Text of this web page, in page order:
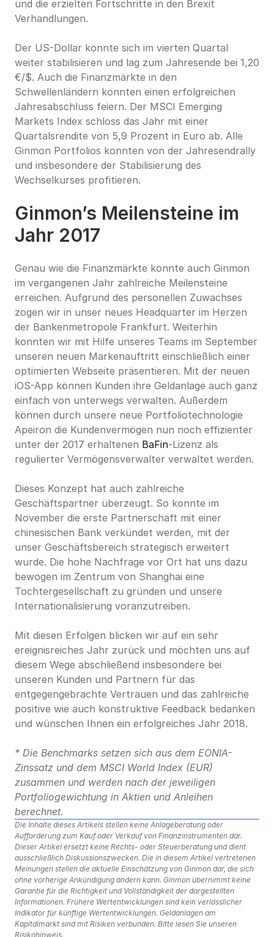
und die erzielten Fortschritte in den Brexit
Verhandlungen.
Der US-Dollar konnte sich im vierten Quartal
weiter stabilisieren und lag zum Jahresende bei 1,20
€/$. Auch die Finanzmärkte in den
Schwellenländern konnten einen erfolgreichen
Jahresabschluss feiern. Der MSCI Emerging
Markets Index schloss das Jahr mit einer
Quartalsrendite von 5,9 Prozent in Euro ab. Alle
Ginmon Portfolios konnten von der Jahresendrally
und insbesondere der Stabilisierung des
Wechselkurses profitieren.
Ginmon’s Meilensteine im
Jahr 2017
Genau wie die Finanzmärkte konnte auch Ginmon
im vergangenen Jahr zahlreiche Meilensteine
erreichen. Aufgrund des personellen Zuwachses
zogen wir in unser neues Headquarter im Herzen
der Bankenmetropole Frankfurt. Weiterhin
konnten wir mit Hilfe unseres Teams im September
unseren neuen Markenauftritt einschließlich einer
optimierten Webseite präsentieren. Mit der neuen
iOS-App können Kunden ihre Geldanlage auch ganz
einfach von unterwegs verwalten. Außerdem
können durch unsere neue Portfoliotechnologie
Apeiron die Kundenvermögen nun noch effizienter
unter der 2017 erhaltenen BaFin-Lizenz als
regulierter Vermögensverwalter verwaltet werden.
Dieses Konzept hat auch zahlreiche
Geschäftspartner überzeugt. So konnte im
November die erste Partnerschaft mit einer
chinesischen Bank verkündet werden, mit der
unser Geschäftsbereich strategisch erweitert
wurde. Die hohe Nachfrage vor Ort hat uns dazu
bewogen im Zentrum von Shanghai eine
Tochtergesellschaft zu gründen und unsere
Internationalisierung voranzutreiben.
Mit diesen Erfolgen blicken wir auf ein sehr
ereignisreiches Jahr zurück und möchten uns auf
diesem Wege abschließend insbesondere bei
unseren Kunden und Partnern für das
entgegengebrachte Vertrauen und das zahlreiche
positive wie auch konstruktive Feedback bedanken
und wünschen Ihnen ein erfolgreiches Jahr 2018.
* Die Benchmarks setzen sich aus dem EONIA-
Zinssatz und dem MSCI World Index (EUR)
zusammen und werden nach der jeweiligen
Portfoliogewichtung in Aktien und Anleihen
berechnet.
Die Inhalte dieses Artikels stellen keine Anlageberatung oder
Aufforderung zum Kauf oder Verkauf von Finanzinstrumenten dar.
Dieser Artikel ersetzt keine Rechts- oder Steuerberatung und dient
ausschließlich Diskussionszwecken. Die in diesem Artikel vertretenen
Meinungen stellen die aktuelle Einschätzung von Ginmon dar, die sich
ohne vorherige Ankündigung ändern kann. Ginmon übernimmt keine
Garantie für die Richtigkeit und Vollständigkeit der dargestellten
Informationen. Frühere Wertentwicklungen sind kein verlässlicher
Indikator für künftige Wertentwicklungen. Geldanlagen am
Kapitalmarkt sind mit Risiken verbunden. Bitte lesen Sie unseren
Risikohinweis.